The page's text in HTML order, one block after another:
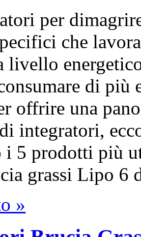
per
che
livello
di più
offrire una
integratori,
i 5 prodotti più
grassi Lipo 6
»